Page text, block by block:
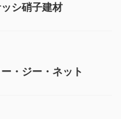
シ硝子建材
・ジー・ネット